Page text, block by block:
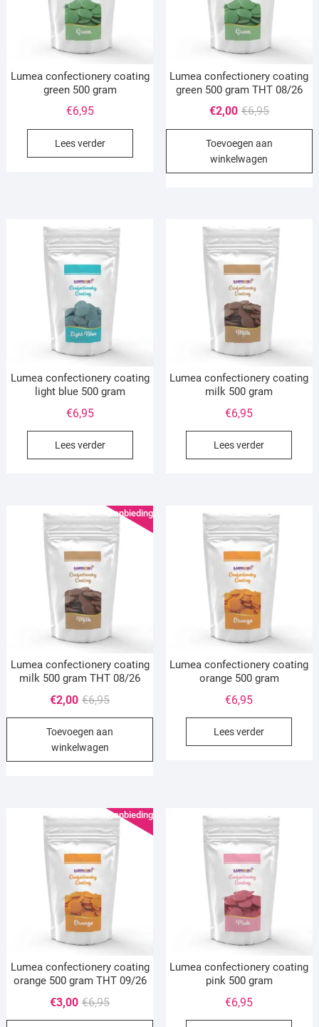
Lumea confectionery coating
green 500 gram
€6,95
Lees verder
Lumea confectionery coating
green 500 gram THT 08/26
€6,95
prijs
was:
€2,00
Huidige
prijs
is:
Toevoegen aan
winkelwagen
Lumea confectionery coating
light blue 500 gram
€6,95
Lees verder
Lumea confectionery coating
milk 500 gram
€6,95
Lees verder
Aanbieding!
Lumea confectionery coating
milk 500 gram THT 08/26
€6,95Oorspronkelijke
prijs
was:
€2,00
Huidige
prijs
is:
Toevoegen aan
winkelwagen
Lumea confectionery coating
orange 500 gram
€6,95
Lees verder
Aanbieding!
Lumea confectionery coating
orange 500 gram THT 09/26
€6,95Oorspronkelijke
prijs
€3,00
Huidige
prijs
Lumea confectionery coating
pink 500 gram
€6,95